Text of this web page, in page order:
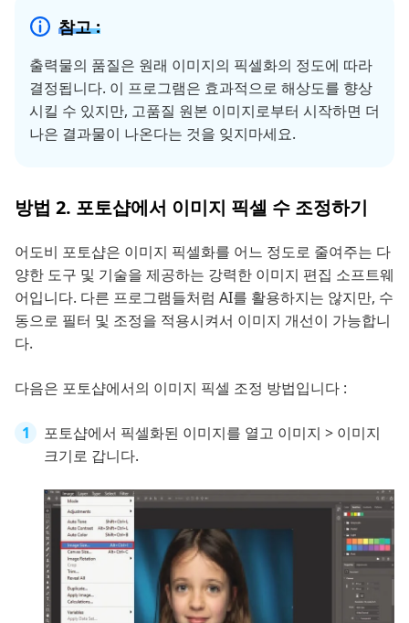
참고 :
출력물의 품질은 원래 이미지의 픽셀화의 정도에 따라
결정됩니다. 이 프로그램은 효과적으로 해상도를 향상
시킬 수 있지만, 고품질 원본 이미지로부터 시작하면 더
나은 결과물이 나온다는 것을 잊지마세요.
방법 2. 포토샵에서 이미지 픽셀 수 조정하기
어도비 포토샵은 이미지 픽셀화를 어느 정도로 줄여주는 다
양한 도구 및 기술을 제공하는 강력한 이미지 편집 소프트웨
어입니다. 다른 프로그램들처럼 AI를 활용하지는 않지만, 수
동으로 필터 및 조정을 적용시켜서 이미지 개선이 가능합니
다.
다음은 포토샵에서의 이미지 픽셀 조정 방법입니다 :
포토샵에서 픽셀화된 이미지를 열고 이미지 > 이미지
크기로 갑니다.